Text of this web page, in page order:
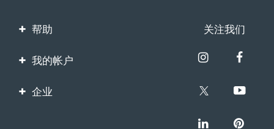
帮助
联系我们
保修与退换货
关注我们
我的帐户
产品注册
企业